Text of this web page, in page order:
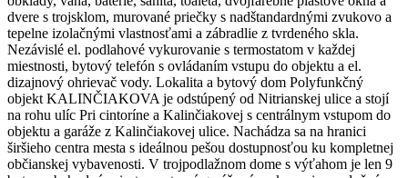
dvere s trojsklom, murované priečky s nadštandardnými zvukovo a
tepelne izolačnými vlastnosťami a zábradlie z tvrdeného skla.
Nezávislé el. podlahové vykurovanie s termostatom v každej
miestnosti, bytový telefón s ovládaním vstupu do objektu a el.
dizajnový ohrievač vody. Lokalita a bytový dom Polyfunkčný
objekt KALINČIAKOVA je odstúpený od Nitrianskej ulice a stojí
na rohu ulíc Pri cintoríne a Kalinčiakovej s centrálnym vstupom do
objektu a garáže z Kalinčiakovej ulice. Nachádza sa na hranici
širšieho centra mesta s ideálnou pešou dostupnosťou ku kompletnej
občianskej vybavenosti. V trojpodlažnom dome s výťahom je len 9